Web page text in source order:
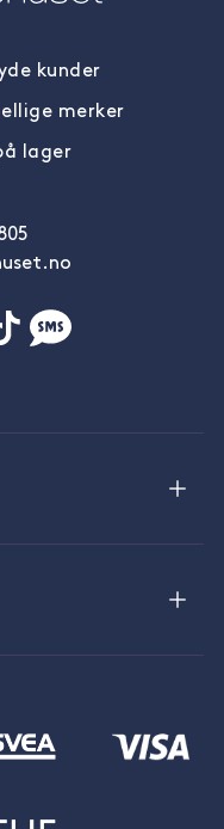
kunder
merker
lager